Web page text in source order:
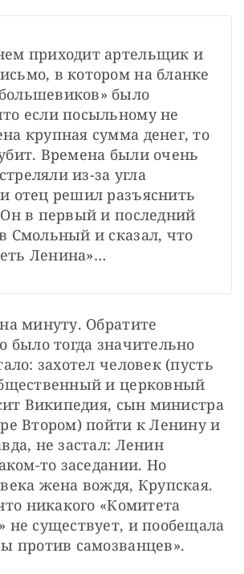
приходит артельщик и
в котором на бланке
было
если посыльному не
крупная сумма денег, то
Времена были очень
из-за угла
отец решил разъяснить
Он в первый и последний
Смольный и сказал, что
Ленина»…
минуту. Обратите
было тогда значительно
захотел человек (пусть
и церковный
Википедия, сын министра
Втором) пойти к Ленину и
не застал: Ленин
то заседании. Но
жена вождя, Крупская.
никакого «Комитета
не существует, и пообещала
против самозванцев».